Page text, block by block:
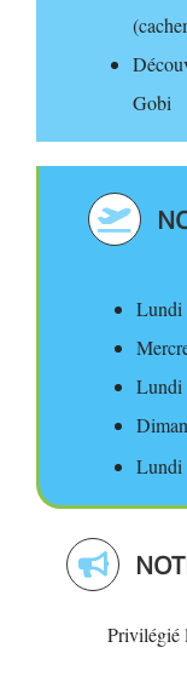
Gobi
Lundi
Lundi
Lundi
Privilégié